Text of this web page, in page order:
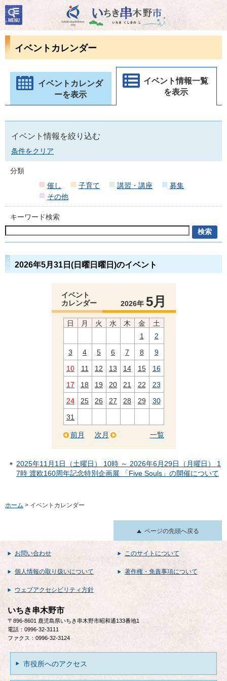
いちき串木野市
検
索・
共通
ューイベントカレンダー
イベントカレンダ
ーを表示
イベント情報一覧
を表示
イベント情報を絞り込む
条件をクリア
分類
催し
子育て 講習・講座
募集
その他
キーワード検索
2026年5月31日(日曜日曜日)のイベント
イベント
カレンダー
2026年 5月
日 月 火 水 木 金
土
1
2
3
4 5 6 7 8
9
10
11 12 13 14 15
16
17
18 19 20 21 22
23
24
25 26 27 28 29
30
31
前月 一覧
次月
2025年11月1日（土曜日） 10時 ～ 2026年6月29日（月曜日） 1
7時 渡欧160周年記念特別企画展 「Five Souls」の開催について
ホーム > イベントカレンダー
ページの先頭へ戻る
お問い合わせ このサイトについて
個人情報の取り扱いについて 著作権・免責事項について
ウェブアクセシビリティ方針
いちき串木野市
〒896-8601 鹿児島県いちき串木野市昭和通133番地1
電話：0996-32-3111
ファクス：0996-32-3124
市役所へのアクセス